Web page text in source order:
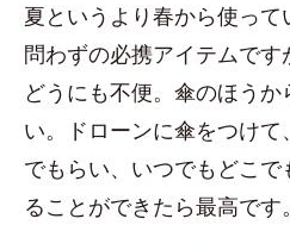
夏というより春から使っ
問わずの必携アイテムで
どうにも不便。傘のほう
い。ドローンに傘をつけ
でもらい、いつでもどこで
ることができたら最高です。